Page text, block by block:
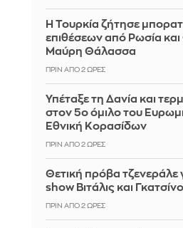
Η Τουρκία ζήτησε
επιθέσεων από Ρωσία
Μαύρη Θάλασσα
ΠΡΙΝ ΑΠΌ 2 ΏΡΕΣ
Υπέταξε τη Δανία και
στον 5ο όμιλο του
Εθνική Κορασίδων
ΠΡΙΝ ΑΠΌ 2 ΏΡΕΣ
Θετική πρόβα τζενεράλε
show Βιτάλις και
ΠΡΙΝ ΑΠΌ 2 ΏΡΕΣ